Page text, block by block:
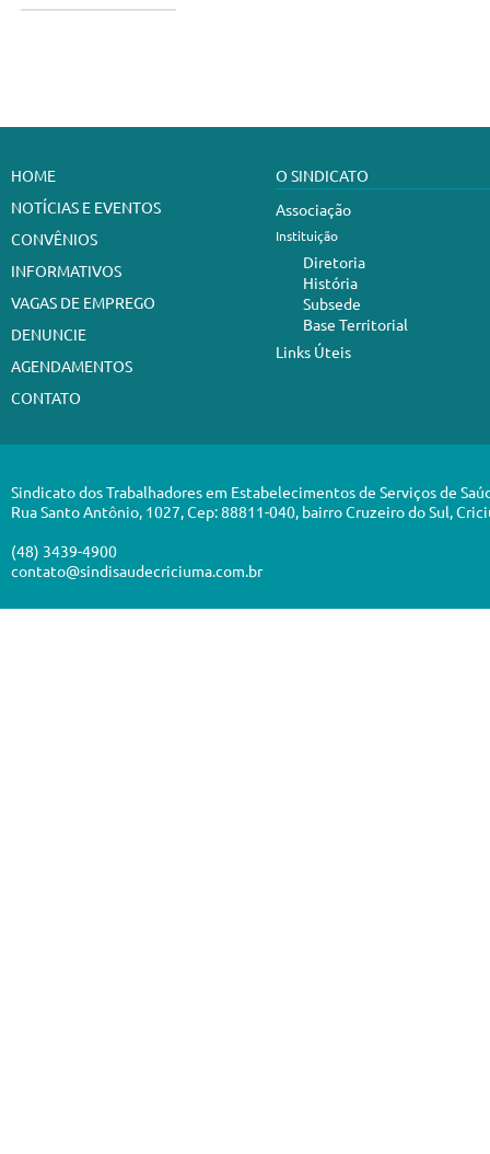
HOME
NOTÍCIAS E EVENTOS
CONVÊNIOS
INFORMATIVOS
VAGAS DE EMPREGO
DENUNCIE
AGENDAMENTOS
CONTATO
O SINDICATO
Associação
Instituição
Diretoria
História
Subsede
Base Territorial
Links Úteis
Sindicato dos Trabalhadores em Estabelecimentos de Serviços de
Rua Santo Antônio, 1027, Cep: 88811-040, bairro Cruzeiro do Sul,
(48) 3439-4900
contato@sindisaudecriciuma.com.br